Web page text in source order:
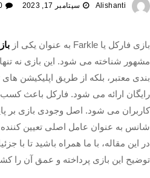
Alishanti سپتامبر 17, 2023 0
بازی فارکل یا Farkle به عنوان یکی از
مشهور شناخته می‌ شود. این بازی نه
بندی معتبر، بلکه از طریق اپلیکیشن‌
رایگان ارائه می‌ شود. فارکل باعث
کاربران می‌ شود. اصل وجودی بازی بر
شانس به عنوان عامل اصلی تعیین‌
در این مقاله، با ما همراه باشید تا با
توضیح این بازی پرداخته و عمق آن را